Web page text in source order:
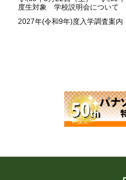
度生対象 学校説明会について
2027年(令和9年)度入学調査案内